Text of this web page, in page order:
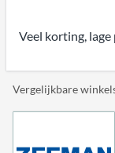
Veel korting, lage
Vergelijkbare